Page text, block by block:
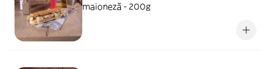
maioneză - 200g